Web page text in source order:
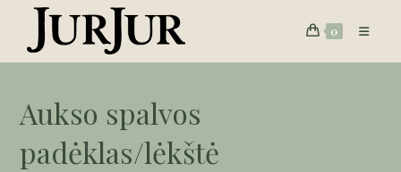
content
0
Aukso spalvos
padėklas/lėkštė